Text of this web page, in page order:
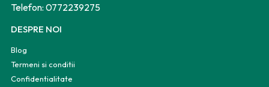
Telefon: 0772239275
DESPRE NOI
Blog
Termeni si conditii
Confidentialitate